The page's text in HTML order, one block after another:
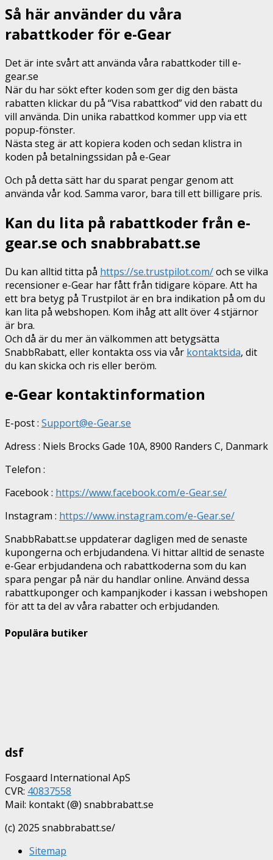
Så här använder du våra
rabattkoder för e-Gear
Det är inte svårt att använda våra rabattkoder till e-
gear.se
När du har sökt efter koden som ger dig den bästa
rabatten klickar du på “Visa rabattkod” vid den rabatt du
vill använda. Din unika rabattkod kommer upp via ett
popup-fönster.
Nästa steg är att kopiera koden och sedan klistra in
koden på betalningssidan på e-Gear
Och på detta sätt har du sparat pengar genom att
använda vår kod. Samma varor, bara till ett billigare pris.
Kan du lita på rabattkoder från e-
gear.se och snabbrabatt.se
Du kan alltid titta på https://se.trustpilot.com/och se vilka
recensioner e-Gear har fått från tidigare köpare. Att ha
ett bra betyg på Trustpilot är en bra indikation på om du
kan lita på webshopen. Kom ihåg att allt över 4 stjärnor
är bra.
Och då är du mer än välkommen att betygsätta
SnabbRabatt, eller kontakta oss via vår kontaktsida, dit
du kan skicka och ris eller beröm.
e-Gear kontaktinformation
E-post : Support@e-Gear.se
Adress : Niels Brocks Gade 10A, 8900 Randers C, Danmark
Telefon :
Facebook : https://www.facebook.com/e-Gear.se/
Instagram : https://www.instagram.com/e-Gear.se/
SnabbRabatt.se uppdaterar dagligen med de senaste
kupongerna och erbjudandena. Vi hittar alltid de senaste
e-Gear erbjudandena och rabattkoderna som du kan
spara pengar på när du handlar online. Använd dessa
rabattkuponger och kampanjkoder i kassan i webshopen
för att ta del av våra rabatter och erbjudanden.
Populära butiker
dsf
Fosgaard International ApS
CVR: 40837558
Mail: kontakt (@) snabbrabatt.se
(c) 2025 snabbrabatt.se/
Sitemap